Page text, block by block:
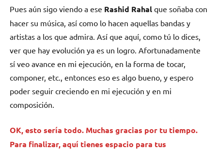
Pues aún sigo viendo a ese Rashid Rahal que soñaba con
hacer su música, así como lo hacen aquellas bandas y
artistas a los que admira. Así que aquí, como tú lo dices,
ver que hay evolución ya es un logro. Afortunadamente
sí veo avance en mi ejecución, en la forma de tocar,
componer, etc., entonces eso es algo bueno, y espero
poder seguir creciendo en mi ejecución y en mi
composición.
OK, esto sería todo. Muchas gracias por tu tiempo.
Para finalizar, aquí tienes espacio para tus